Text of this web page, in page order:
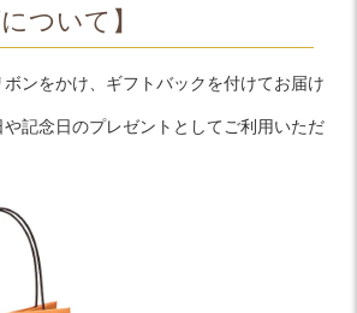
ついて】
ンをかけ、ギフトバックを付けてお届け
記念日のプレゼントとしてご利用いただ